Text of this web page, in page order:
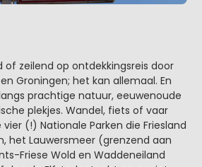
of zeilend op ontdekkingsreis door
Groningen; het kan allemaal. En
prachtige natuur, eeuwenoude
plekjes. Wandel, fiets of vaar
(!) Nationale Parken die Friesland
het Lauwersmeer (grenzend aan
Friese Wold en Waddeneiland